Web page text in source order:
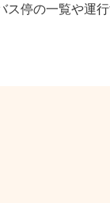
停の一覧や運